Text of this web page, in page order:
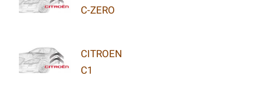
C-ZERO
CITROEN
C1